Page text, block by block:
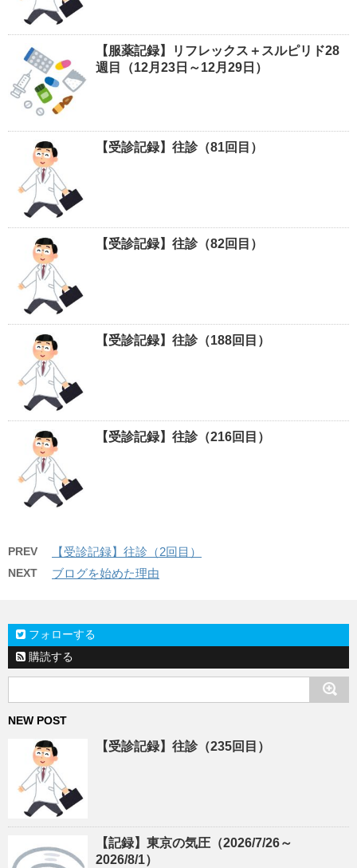
【服薬記録】リフレックス＋スルピリド28
週目（12月23日～12月29日）
【受診記録】往診（81回目）
【受診記録】往診（82回目）
【受診記録】往診（188回目）
【受診記録】往診（216回目）
PREV 【受診記録】往診（2回目）
NEXT ブログを始めた理由
フォローする
購読する
NEW POST
【受診記録】往診（235回目）
【記録】東京の気圧（2026/7/26～
2026/8/1）